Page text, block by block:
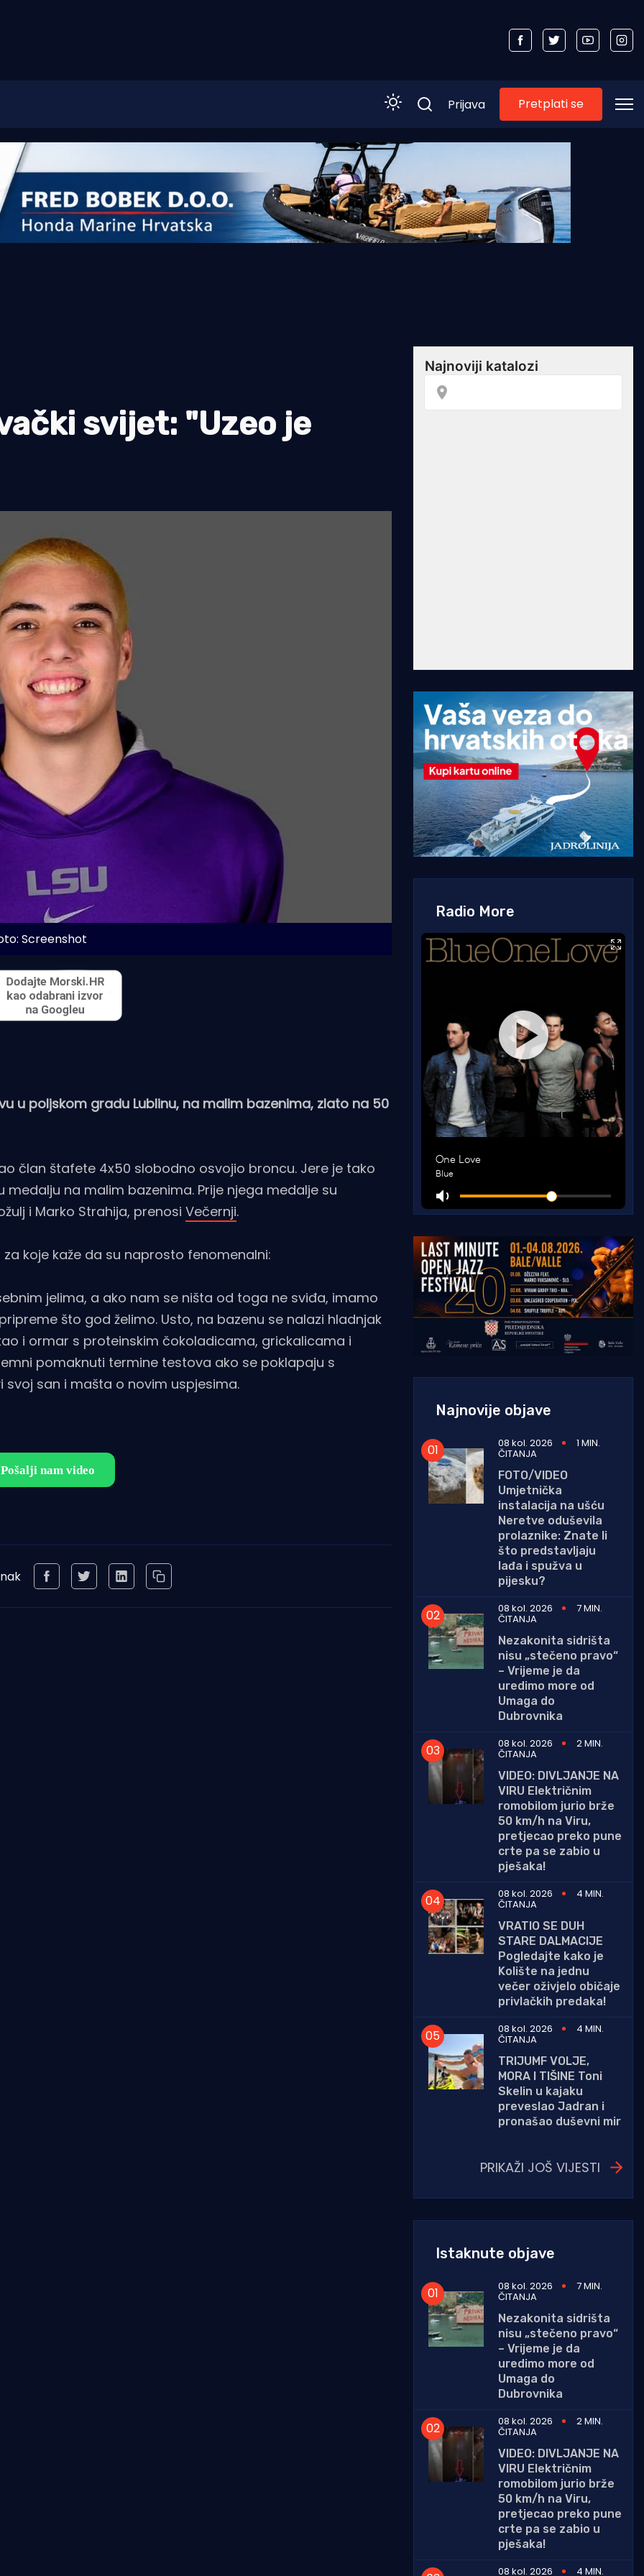
Prijava Pretplati se
svijet: "Uzeo je
Screenshot
u poljskom gradu Lublinu, na malim bazenima, zlato na 50
član štafete 4x50 slobodno osvojio broncu. Jere je tako
na malim bazenima. Prije njega medalje su
i Marko Strahija, prenosi Večernji.
koje kaže da su naprosto fenomenalni:
jelima, a ako nam se ništa od toga ne sviđa, imamo
što god želimo. Usto, na bazenu se nalazi hladnjak
i ormar s proteinskim čokoladicama, grickalicama i
pomaknuti termine testova ako se poklapaju s
san i mašta o novim uspjesima.
Radio More
Najnovije objave
08 kol. 2026 1 MIN.
ČITANJA
FOTO/VIDEO
Umjetnička
instalacija na ušću
Neretve oduševila
prolaznike: Znate li
što predstavljaju
lađa i spužva u
pijesku?
08 kol. 2026
7 MIN.
ČITANJA
Nezakonita sidrišta
nisu „stečeno pravo“
– Vrijeme je da
uredimo more od
Umaga do
Dubrovnika
08 kol. 2026
2 MIN.
ČITANJA
VIDEO: DIVLJANJE NA
VIRU Električnim
romobilom jurio brže
50 km/h na Viru,
pretjecao preko pune
crte pa se zabio u
pješaka!
08 kol. 2026
4 MIN.
ČITANJA
VRATIO SE DUH
STARE DALMACIJE
Pogledajte kako je
Kolište na jednu
večer oživjelo običaje
privlačkih predaka!
08 kol. 2026
4 MIN.
ČITANJA
TRIJUMF VOLJE,
MORA I TIŠINE Toni
Skelin u kajaku
preveslao Jadran i
pronašao duševni mir
PRIKAŽI JOŠ VIJESTI
Istaknute objave
08 kol. 2026 7 MIN.
ČITANJA
Nezakonita sidrišta
nisu „stečeno pravo“
– Vrijeme je da
uredimo more od
Umaga do
Dubrovnika
08 kol. 2026
2 MIN.
ČITANJA
VIDEO: DIVLJANJE NA
VIRU Električnim
romobilom jurio brže
50 km/h na Viru,
pretjecao preko pune
crte pa se zabio u
pješaka!
08 kol. 2026
4 MIN.